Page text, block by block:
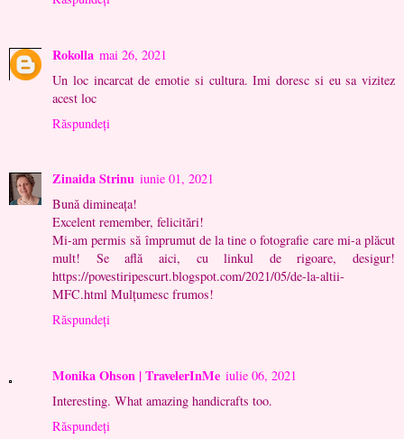
Rokolla mai 26, 2021
Un loc incarcat de emotie si cultura. Imi doresc si eu sa vizitez
acest loc
Răspundeți
Zinaida Strinu iunie 01, 2021
Bună dimineața!
Excelent remember, felicitări!
Mi-am permis să împrumut de la tine o fotografie care mi-a plăcut
mult! Se află aici, cu linkul de rigoare, desigur!
https://povestiripescurt.blogspot.com/2021/05/de-la-altii-
MFC.html Mulțumesc frumos!
Răspundeți
Monika Ohson | TravelerInMe iulie 06, 2021
Interesting. What amazing handicrafts too.
Răspundeți